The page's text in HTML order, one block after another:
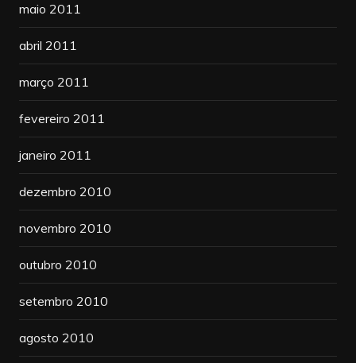
maio 2011
abril 2011
março 2011
fevereiro 2011
janeiro 2011
dezembro 2010
novembro 2010
outubro 2010
setembro 2010
agosto 2010